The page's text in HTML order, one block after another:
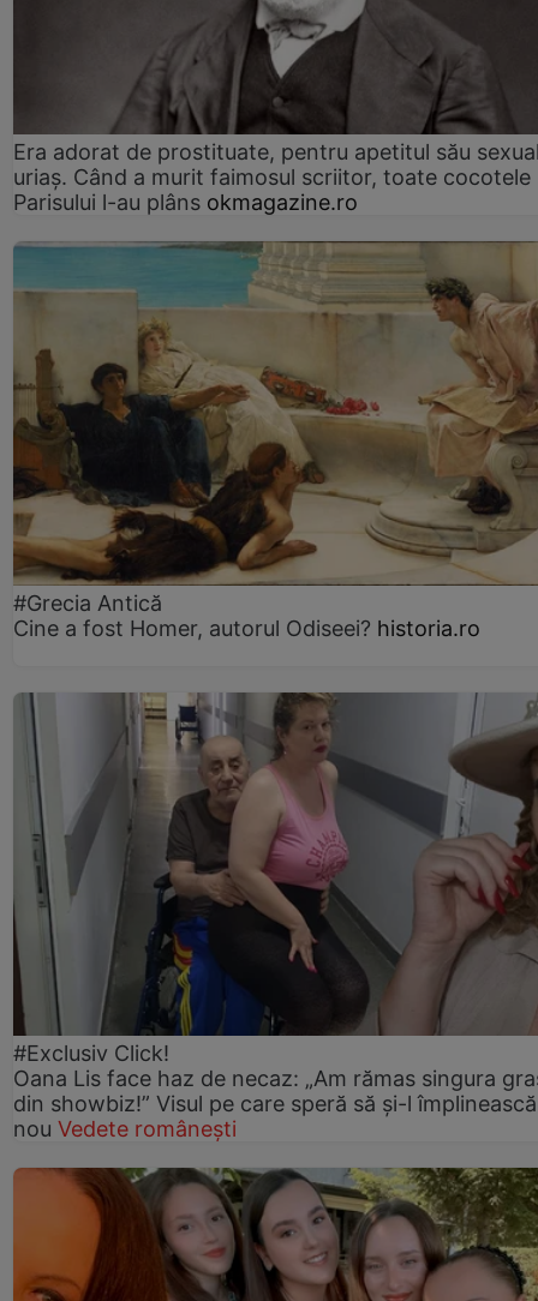
Era adorat de prostituate, pentru apetitul său
uriaș. Când a murit faimosul scriitor, toate cocotele
Parisului l-au plâns okmagazine.ro
#Grecia Antică
Cine a fost Homer, autorul Odiseei? historia.ro
#Exclusiv Click!
Oana Lis face haz de necaz: „Am rămas singura
din showbiz!” Visul pe care speră să și-l
nou Vedete românești